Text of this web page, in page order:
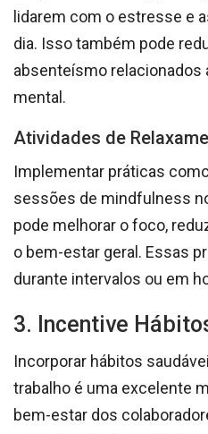
lidarem com o estresse e
dia. Isso também pode
absenteísmo relacionados
mental.
Atividades de
Implementar práticas
sessões de mindfulness
pode melhorar o foco,
o bem-estar geral. Essas
durante intervalos ou em
3. Incentive
Incorporar hábitos
trabalho é uma excelente
bem-estar dos